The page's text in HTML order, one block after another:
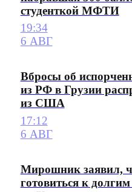
студенткой МФТИ
19:34
6 АВГ
Вбросы об
из РФ в Грузии
из США
17:12
6 АВГ
Мирошник заявил,
готовиться к